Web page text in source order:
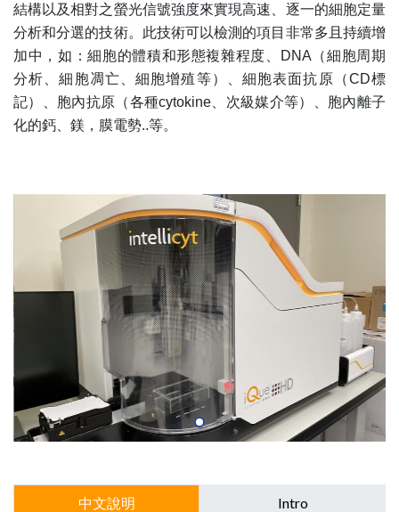
結構以及相對之螢光信號強度來實現高速、逐一的細胞定量
分析和分選的技術。此技術可以檢測的項目非常多且持續增
加中，如：細胞的體積和形態複雜程度、DNA（細胞周期
分析、細胞凋亡、細胞增殖等）、細胞表面抗原（CD標
記）、胞內抗原（各種cytokine、次級媒介等）、胞內離子
化的鈣、鎂，膜電勢..等。
中文說明 Intro